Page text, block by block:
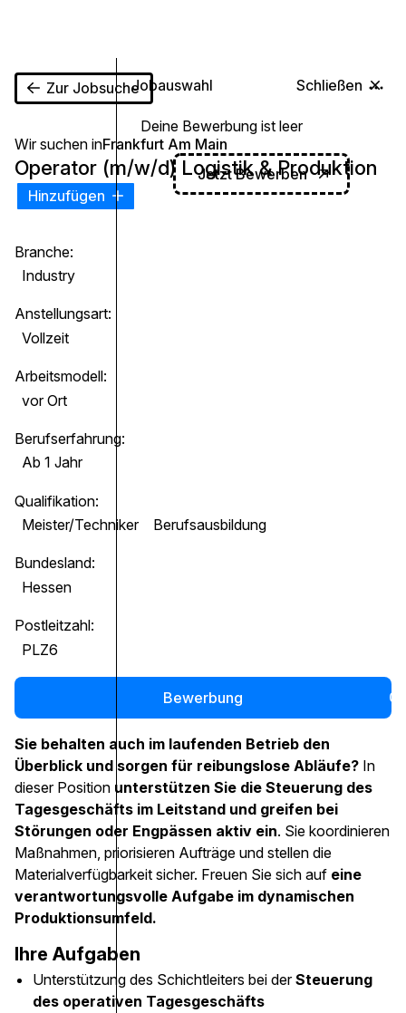
Jobauswahl Schließen
Deine Bewerbung ist leer
Jetzt Bewerben
Zur Jobsuche
Wir suchen inFrankfurt Am Main
Operator (m/w/d) Logistik & Produktion
Hinzufügen
Branche:
Industry
Anstellungsart:
Vollzeit
Arbeitsmodell:
vor Ort
Berufserfahrung:
Ab 1 Jahr
Qualifikation:
Meister/Techniker
Berufsausbildung
Bundesland:
Hessen
Postleitzahl:
PLZ6
Bewerbung 0
Sie behalten auch im laufenden Betrieb den
Überblick und sorgen für reibungslose Abläufe? In
dieser Position unterstützen Sie die Steuerung des
Tagesgeschäfts im Leitstand und greifen bei
Störungen oder Engpässen aktiv ein. Sie koordinieren
Maßnahmen, priorisieren Aufträge und stellen die
Materialverfügbarkeit sicher. Freuen Sie sich auf eine
verantwortungsvolle Aufgabe im dynamischen
Produktionsumfeld.
Ihre Aufgaben
Unterstützung des Schichtleiters bei derSteuerung
des operativen Tagesgeschäfts